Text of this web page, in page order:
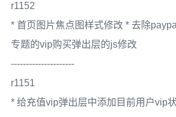
r1152
* 首页图片焦点图样式修改 * 去除
专题的vip购买弹出层的js修改
---------------------
r1151
* 给充值vip弹出层中添加目前用户vip